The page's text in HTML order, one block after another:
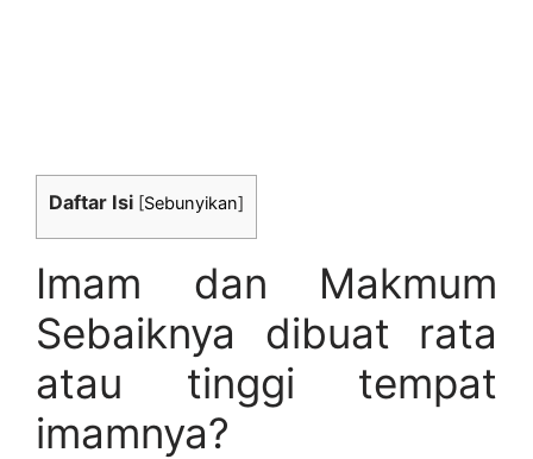
Daftar Isi [Sebunyikan]
Imam dan Makmum
Sebaiknya dibuat rata
atau tinggi tempat
imamnya?